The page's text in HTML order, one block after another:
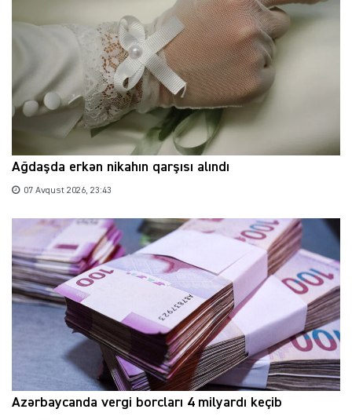
Ağdaşda erkən nikahın qarşısı alındı
07 Avqust 2026, 23:43
Azərbaycanda vergi borcları 4 milyardı keçib